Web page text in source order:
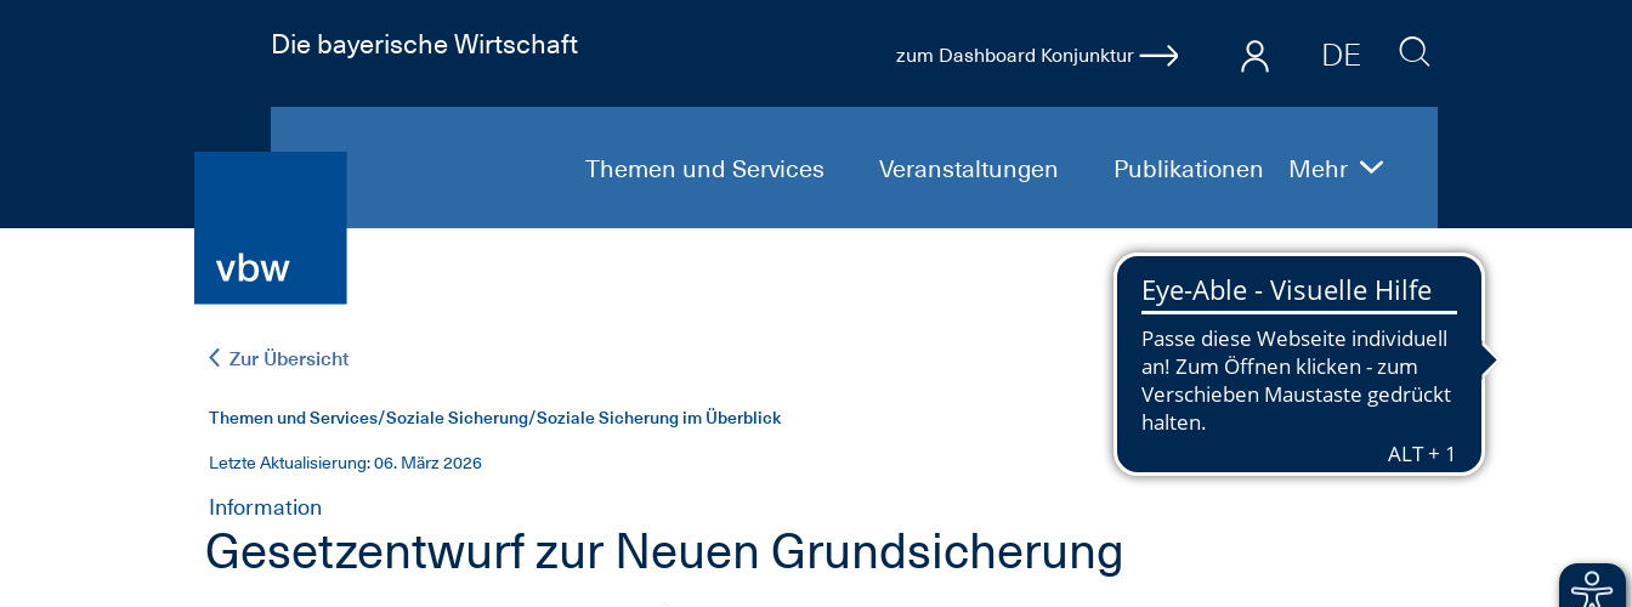
Die bayerische Wirtschaft zum Dashboard Konjunktur
DE
EN
Mehr
Themen und Services Veranstaltungen Publikationen
Zur Übersicht
Themen und Services/Soziale Sicherung/Soziale Sicherung im Überblick
Letzte Aktualisierung: 06. März 2026
Information
Gesetzentwurf zur Neuen Grundsicherung